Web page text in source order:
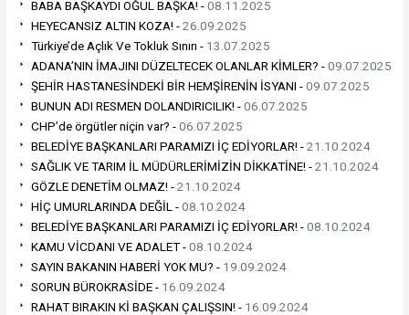
BABA BAŞKAYDI OĞUL BAŞKA! -08.11.2025
HEYECANSIZ ALTIN KOZA! -26.09.2025
Türkiye’de Açlık Ve Tokluk Sınırı - 13.07.2025
ADANA’NIN İMAJINI DÜZELTECEK OLANLAR KİMLER? -09.07.2025
ŞEHİR HASTANESİNDEKİ BİR HEMŞİRENİN İSYANI -09.07.2025
BUNUN ADI RESMEN DOLANDIRICILIK! -06.07.2025
CHP’de örgütler niçin var? -06.07.2025
BELEDİYE BAŞKANLARI PARAMIZI İÇ EDİYORLAR! -21.10.2024
SAĞLIK VE TARIM İL MÜDÜRLERİMİZİN DİKKATİNE! -21.10.2024
GÖZLE DENETİM OLMAZ! -21.10.2024
HİÇ UMURLARINDA DEĞİL -08.10.2024
BELEDİYE BAŞKANLARI PARAMIZI İÇ EDİYORLAR! -08.10.2024
KAMU VİCDANI VE ADALET -08.10.2024
SAYIN BAKANIN HABERİ YOK MU? - 19.09.2024
SORUN BÜROKRASİDE - 16.09.2024
RAHAT BIRAKIN Kİ BAŞKAN ÇALIŞSIN! - 16.09.2024